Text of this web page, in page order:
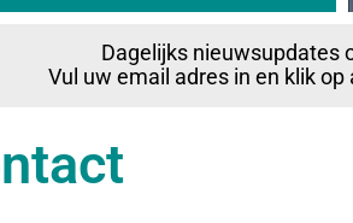
Dagelijks nieuwsupdates
Vul uw email adres in en klik